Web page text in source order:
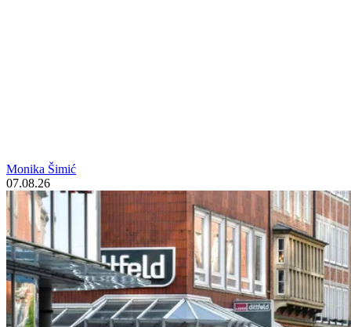
Monika Šimić
07.08.26